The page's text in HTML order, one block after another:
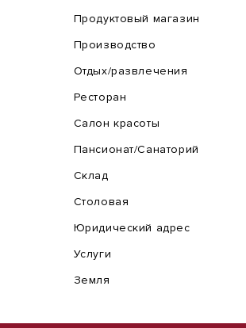
Продуктовый магазин
Производство
Отдых/развлечения
Ресторан
Салон красоты
Пансионат/Санаторий
Склад
Столовая
Юридический адрес
Услуги
Земля